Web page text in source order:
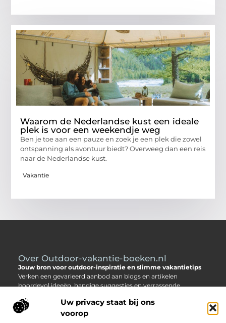
Uw privacy staat bij ons
voorop
Waarom de Nederlandse kust een ideale
plek is voor een weekendje weg
Ben je toe aan een pauze en zoek je een plek die zowel
ontspanning als avontuur biedt? Overweeg dan een reis
naar de Nederlandse kust.
Vakantie
Over Outdoor-vakantie-boeken.nl
Jouw bron voor outdoor-inspiratie en slimme vakantietips
Verken een gevarieerd aanbod aan blogs en artikelen
boordevol ideeën, handige suggesties en verrassende
maken.